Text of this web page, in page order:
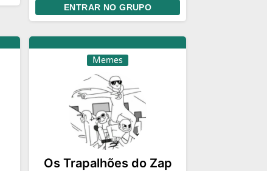
𝑴𝒆𝒎𝒆𝒔, 𝒑𝒂𝒑𝒐𝒔 𝒆𝒏𝒈𝒓𝒂𝒄̧𝒂𝒅𝒐𝒔 𝒆
𝒂𝒒𝒖𝒆𝒍𝒂𝒔 𝒉𝒊𝒔𝒕𝒐́𝒓𝒊𝒂𝒔 𝒊𝒏𝒆𝒔𝒒𝒖𝒆𝒄𝒊́𝒗𝒆𝒊𝒔 𝒒𝒖𝒆
𝒎𝒂𝒓𝒂𝒎 𝒐 𝒅𝒊𝒂 𝒅𝒆 𝒒𝒖𝒂𝒍𝒒𝒖𝒆𝒓 𝒖𝒎
𝒎𝒆𝒍𝒉𝒐𝒓. 𝑽𝒆𝒏𝒉𝒂 𝒇𝒂𝒛𝒆𝒓 𝒑𝒂𝒓𝒕𝒆 𝒅𝒆 𝒖𝒎𝒂
𝒈𝒂𝒍𝒆𝒓𝒂 𝒒𝒖𝒆 𝒔𝒂𝒃𝒆 𝒔𝒆 𝒅𝒊𝒗𝒆𝒓𝒕𝒊𝒓 𝒅𝒆
𝒗𝒆𝒓𝒅𝒂𝒅𝒆, 𝒑𝒐𝒓𝒒𝒖𝒆 𝒂𝒒𝒖𝒊 𝒓𝒆𝒔𝒆𝒏𝒉𝒂𝒓 𝒆́
ENTRAR NO GRUPO
Memes
Os Trapalhões do Zap